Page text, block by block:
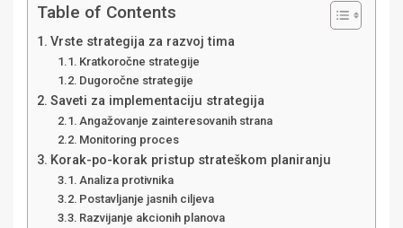
Table of Contents
Vrste strategija za razvoj tima
Kratkoročne strategije
Dugoročne strategije
Saveti za implementaciju strategija
Angažovanje zainteresovanih strana
Monitoring proces
Korak-po-korak pristup strateškom planiranju
Analiza protivnika
Postavljanje jasnih ciljeva
Razvijanje akcionih planova